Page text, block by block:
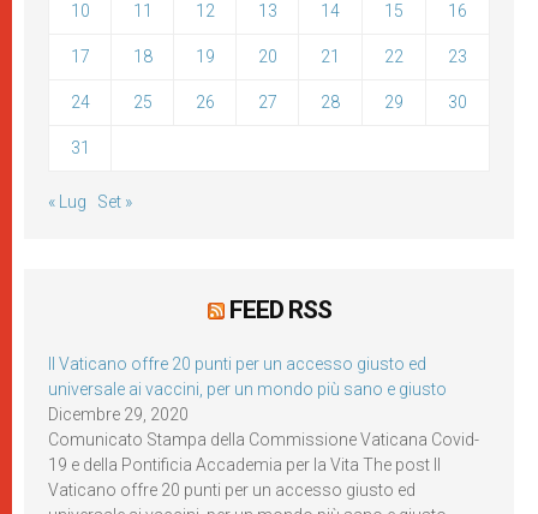
10 11 12 13 14 15 16
17 18 19 20 21 22 23
24 25 26 27 28 29 30
31
« Lug Set »
FEED RSS
Il Vaticano offre 20 punti per un accesso giusto ed
universale ai vaccini, per un mondo più sano e giusto
Dicembre 29, 2020
Comunicato Stampa della Commissione Vaticana Covid-
19 e della Pontificia Accademia per la Vita The post Il
Vaticano offre 20 punti per un accesso giusto ed